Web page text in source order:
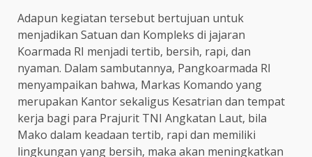
Adapun kegiatan tersebut bertujuan untuk
menjadikan Satuan dan Kompleks di jajaran
Koarmada RI menjadi tertib, bersih, rapi, dan
nyaman. Dalam sambutannya, Pangkoarmada RI
menyampaikan bahwa, Markas Komando yang
merupakan Kantor sekaligus Kesatrian dan tempat
kerja bagi para Prajurit TNI Angkatan Laut, bila
Mako dalam keadaan tertib, rapi dan memiliki
lingkungan yang bersih, maka akan meningkatkan